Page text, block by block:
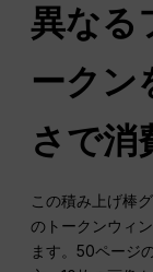
異なる
ークン
さで消
この積み上げ棒
のトークンウィ
ます。50ページ